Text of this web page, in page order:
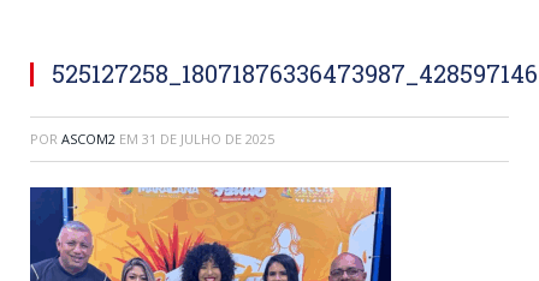
POR ASCOM2 EM 31 DE JULHO DE 2025